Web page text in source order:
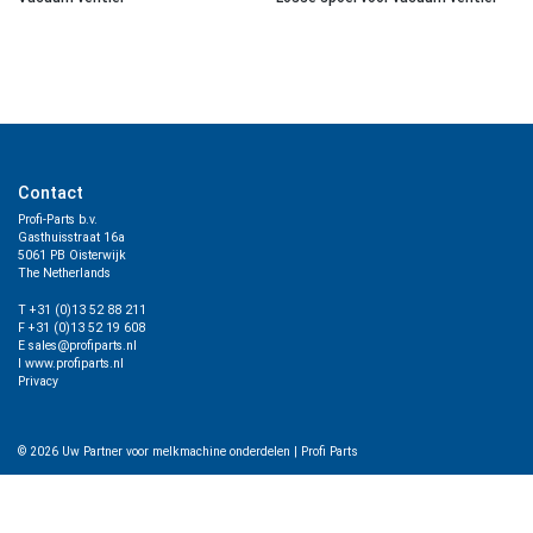
Contact
Profi-Parts b.v.
Gasthuisstraat 16a
5061 PB Oisterwijk
The Netherlands
T +31 (0)13 52 88 211
F +31 (0)13 52 19 608
E sales@profiparts.nl
I www.profiparts.nl
Privacy
© 2026 Uw Partner voor melkmachine onderdelen Profi Parts